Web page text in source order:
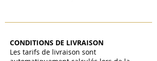
CONDITIONS DE LIVRAISON
Les tarifs de livraison sont